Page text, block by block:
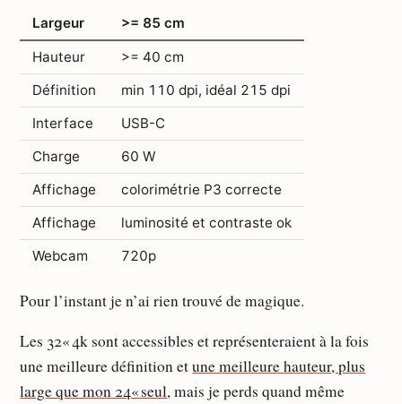
Largeur
>= 85 cm
Hauteur
>= 40 cm
Définition
min 110 dpi, idéal 215 dpi
Interface
USB-C
Charge
60 W
Affichage
colorimétrie P3 correcte
Affichage
luminosité et contraste ok
Webcam
720p
Pour l’instant je n’ai rien trouvé de magique.
Les 32« 4k sont accessibles et représenteraient à la fois
une meilleure définition etune meilleure hauteur, plus
large que mon 24« seul, mais je perds quand même